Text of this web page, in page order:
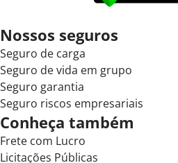
Nossos seguros
Seguro de carga
Seguro de vida em grupo
Seguro garantia
Seguro riscos empresariais
Conheça também
Frete com Lucro
Licitações Públicas